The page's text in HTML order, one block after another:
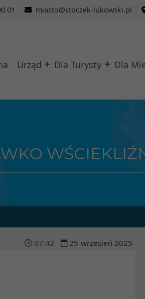
01 miasto@stoczek-lukowski.pl
Urząd Dla Turysty Dla
07:42 25 wrzesień 2025